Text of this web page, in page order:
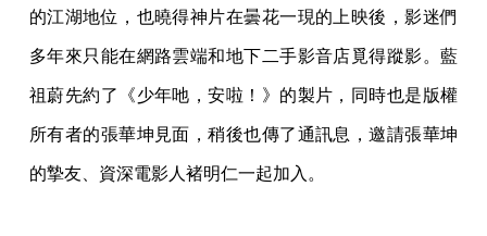
的江湖地位，也曉得神片在曇花一現的上映後，影迷們
多年來只能在網路雲端和地下二手影音店覓得蹤影。藍
祖蔚先約了《少年吔，安啦！》的製片，同時也是版權
所有者的張華坤見面，稍後也傳了通訊息，邀請張華坤
的摯友、資深電影人褚明仁一起加入。